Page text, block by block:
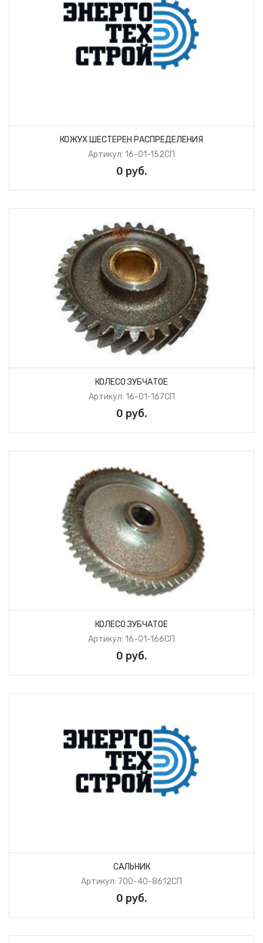
КОЖУХ ШЕСТЕРЕН РАСПРЕДЕЛЕНИЯ
Артикул: 16-01-152СП
0 руб.
КОЛЕСО ЗУБЧАТОЕ
Артикул: 16-01-167СП
0 руб.
КОЛЕСО ЗУБЧАТОЕ
Артикул: 16-01-166СП
0 руб.
САЛЬНИК
Артикул: 700-40-8612СП
0 руб.